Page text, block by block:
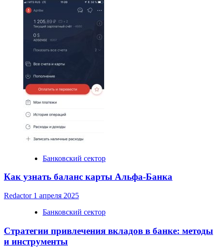
Банковский сектор
Как узнать баланс карты Альфа-Банка
Redactor 1 апреля 2025
Банковский сектор
Стратегии привлечения вкладов в банке: методы
и инструменты